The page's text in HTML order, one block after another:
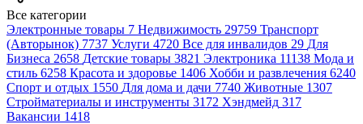
Все категории
Электронные товары 7 Недвижимость 29759 Транспорт
(Авторынок) 7737 Услуги 4720 Все для инвалидов 29 Для
Бизнеса 2658 Детские товары 3821 Электроника 11138 Мода и
стиль 6258 Красота и здоровье 1406 Хобби и развлечения 6240
Спорт и отдых 1550 Для дома и дачи 7740 Животные 1307
Стройматериалы и инструменты 3172 Хэндмейд 317
Вакансии 1418